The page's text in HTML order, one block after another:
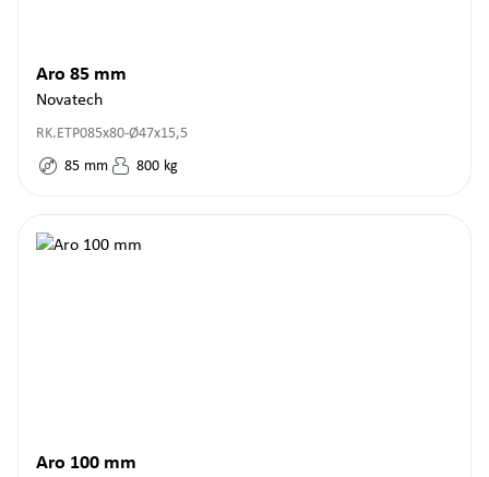
Aro 85 mm
Novatech
RK.ETP085x80-Ø47x15,5
85 mm 800 kg
Aro 100 mm